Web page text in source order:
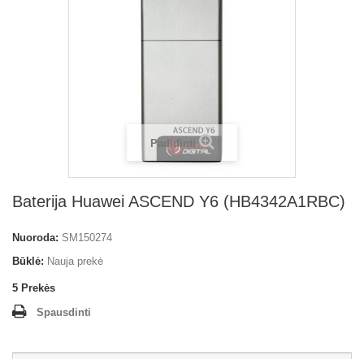
Padidinti
Baterija Huawei ASCEND Y6 (HB4342A1RBC)
Nuoroda: SM150274
Būklė: Nauja prekė
5 Prekės
Spausdinti